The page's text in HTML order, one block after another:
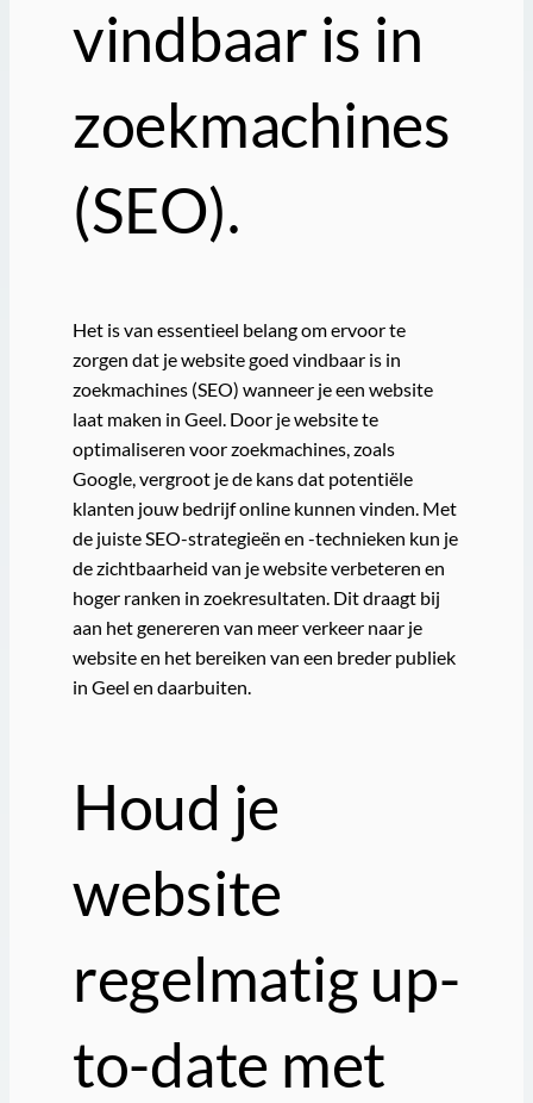
vindbaar is in
zoekmachines
(SEO).
Het is van essentieel belang om ervoor te
zorgen dat je website goed vindbaar is in
zoekmachines (SEO) wanneer je een website
laat maken in Geel. Door je website te
optimaliseren voor zoekmachines, zoals
Google, vergroot je de kans dat potentiële
klanten jouw bedrijf online kunnen vinden. Met
de juiste SEO-strategieën en -technieken kun je
de zichtbaarheid van je website verbeteren en
hoger ranken in zoekresultaten. Dit draagt bij
aan het genereren van meer verkeer naar je
website en het bereiken van een breder publiek
in Geel en daarbuiten.
Houd je
website
regelmatig up-
to-date met